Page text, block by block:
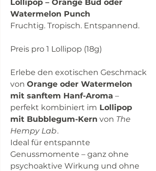
Lollipop – Orange Bud oder
Watermelon Punch
Fruchtig. Tropisch. Entspannend.
Preis pro 1 Lollipop (18g)
Erlebe den exotischen Geschmack
von Orange oder Watermelon
mit sanftem Hanf-Aroma –
perfekt kombiniert im Lollipop
mit Bubblegum-Kern von The
Hempy Lab.
Ideal für entspannte
Genussmomente – ganz ohne
psychoaktive Wirkung und ohne